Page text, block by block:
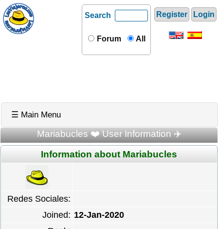
Register Login
Search
Forum All
☰ Main Menu
Mariabucles ❤️ User Information ✈️
Information about Mariabucles
Redes Sociales:
Joined: 12-Jan-2020